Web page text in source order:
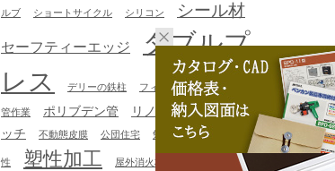
ルブ ショートサイクル シリコン シール材
セーフティーエッジ
ダブルプ
レス
デリーの鉄柱 フィッティング プラント配
管作業 ポリブデン管 リノベーション
ワンタ
ッチ
不動態皮膜 公団住宅 勉強会 品質管理 塑
性 塑性加工 屋外消火栓設備 工具レ